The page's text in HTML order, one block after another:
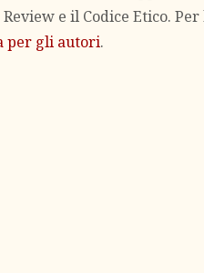
e il Codice Etico.
per gli autori.